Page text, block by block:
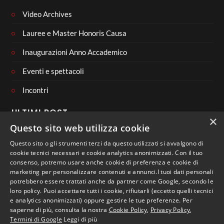
Visibilmente emozionato, Lindon ha ringraziato il pubblico e
l’Università con un discorso sentito e appassionato:
“Ogni gesto e ogni azione che noi compiamo è spesso
inconsapevolmente per compiacere i nostri genitori, un padre
e una madre che ci hanno messi al mondo. E ogni storia di
non hanno avuto torto a metterci al mondo.”
L’attore ha poi condiviso con i presenti un testo per lui
particolarmente significativo: il discorso che Albert Camus
pronunciò nel 1957 in occasione del conferimento del Premio
Nobel per la Letteratura, sottolineando l’importanza della
cultura e dei sentimenti come guida nel percorso umano e
Video Archives
Lauree e Master Honoris Causa
Inaugurazioni Anno Accademico
Eventi e spettacoli
Incontri
ULTIMI POST
CONNECT WITH US
×
Questo sito web utilizza cookie
Questo sito o gli strumenti terzi da questo utilizzati si avvalgono di
cookie tecnici necessari e cookie analytics anonimizzati. Con il tuo
consenso, potremo usare anche cookie di preferenza e cookie di
marketing per personalizzare contenuti e annunci.I tuoi dati personali
potrebbero essere trattati anche da partner come Google, secondo le
loro policy. Puoi accettare tutti i cookie, rifiutarli (eccetto quelli tecnici
e analytics anonimizzati) oppure gestire le tue preferenze. Per
saperne di più, consulta la nostra Cookie Policy, Privacy Policy,
Termini di Google Leggi di più